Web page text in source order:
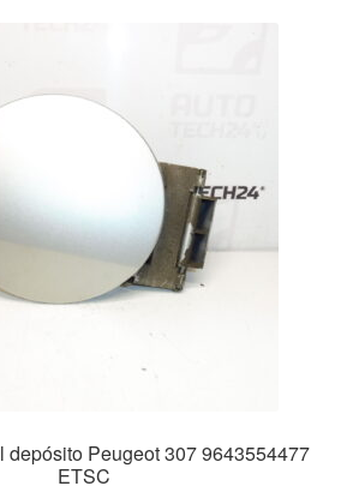
depósito Peugeot 307 9643554477
ETSC